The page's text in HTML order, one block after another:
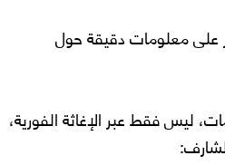
على معلومات دقيقة حول
ليس فقط عبر الإغاثة الفورية،